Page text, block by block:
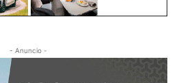
- Anuncio -